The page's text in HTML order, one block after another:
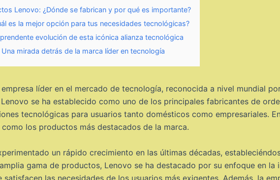
Lenovo: ¿Dónde se fabrican y por qué es importante?
es la mejor opción para tus necesidades tecnológicas?
evolución de esta icónica alianza tecnológica
mirada detrás de la marca líder en tecnología
líder en el mercado de tecnología, reconocida a nivel mundial
se ha establecido como uno de los principales fabricantes de
tecnológicas para usuarios tanto domésticos como empresariales.
los productos más destacados de la marca.
un rápido crecimiento en las últimas décadas,
gama de productos, Lenovo se ha destacado por su enfoque en
las necesidades de los usuarios más exigentes. Además, la